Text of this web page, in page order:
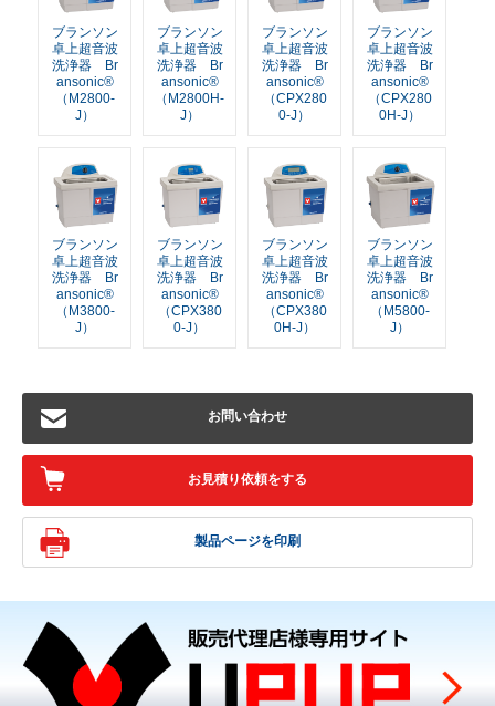
ブランソン
卓上超音波
洗浄器 Br
ansonic®
（M2800-
J）
ブランソン
卓上超音波
洗浄器 Br
ansonic®
（M2800H-
J）
ブランソン
卓上超音波
洗浄器 Br
ansonic®
（CPX280
0-J）
ブランソン
卓上超音波
洗浄器 Br
ansonic®
（CPX280
0H-J）
ブランソン
卓上超音波
洗浄器 Br
ansonic®
（M3800-
J）
ブランソン
卓上超音波
洗浄器 Br
ansonic®
（CPX380
0-J）
ブランソン
卓上超音波
洗浄器 Br
ansonic®
（CPX380
0H-J）
ブランソン
卓上超音波
洗浄器 Br
ansonic®
（M5800-
J）
お問い合わせ
お見積り依頼をする
製品ページを印刷